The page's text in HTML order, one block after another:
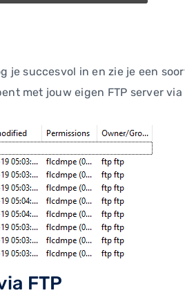
succesvol in en zie je een
met jouw eigen FTP server via
FTP